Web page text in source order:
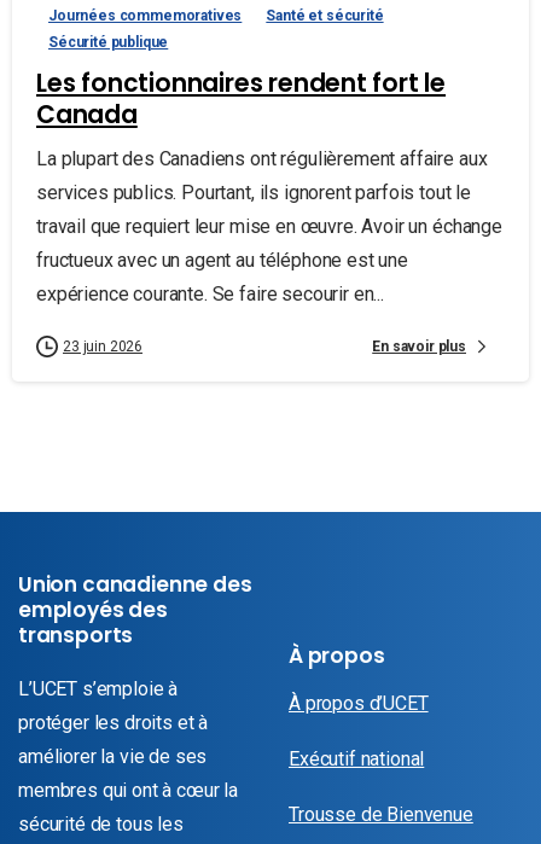
Journées commemoratives
Santé et sécurité
Sécurité publique
Les fonctionnaires rendent fort le
Canada
La plupart des Canadiens ont régulièrement affaire aux
services publics. Pourtant, ils ignorent parfois tout le
travail que requiert leur mise en œuvre. Avoir un échange
fructueux avec un agent au téléphone est une
expérience courante. Se faire secourir en...
23 juin 2026 En savoir plus
Union canadienne des
employés des
transports
L’UCET s’emploie à
protéger les droits et à
améliorer la vie de ses
membres qui ont à cœur la
sécurité de tous les
À propos
À propos d’UCET
Exécutif national
Trousse de Bienvenue